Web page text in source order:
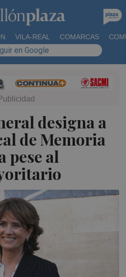
VILA-REAL COMARCAS
en Google
designa a
de Memoria
pese al